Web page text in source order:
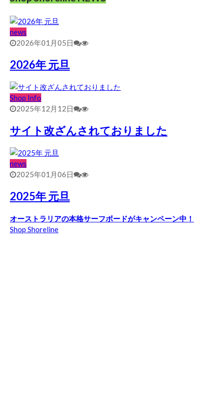
news
2026年01月05日
2026年 元旦
Shop Info
2025年12月12日
サイト改ざんされておりました
news
2025年01月06日
2025年 元旦
オーストラリアの本格サーフボードがキャンペーン中！
Shop Shoreline